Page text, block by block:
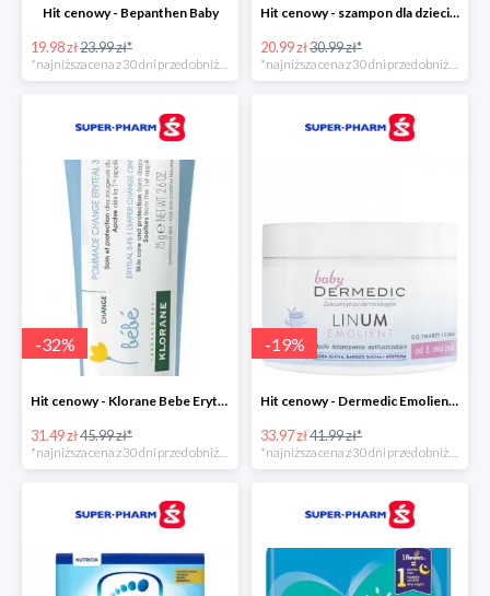
Hit cenowy - Bepanthen Baby
19.98 zł23.99 zł*
*najniższa cena z 30 dni przed obniżką
Hit cenowy - szampon dla dzieci Oillan Baby
20.99 zł30.99 zł*
*najniższa cena z 30 dni przed obniżką
-32%
Hit cenowy - Klorane Bebe Eryteal 3w1
31.49 zł45.99 zł*
-19%
Hit cenowy - Dermedic Emolient Baby Linum
33.97 zł41.99 zł*